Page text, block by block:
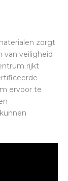
zorgt
van veiligheid
rijkt
ervoor te